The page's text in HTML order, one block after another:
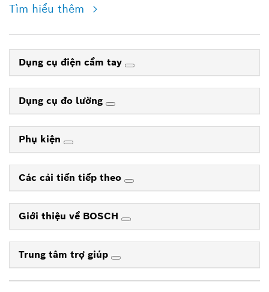
Tìm hiểu thêm
Dụng cụ điện cầm tay
Dụng cụ đo lường
Phụ kiện
Các cải tiến tiếp theo
Giới thiệu về BOSCH
Trung tâm trợ giúp